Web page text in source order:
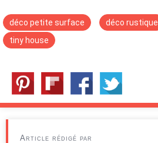
déco petite surface déco rustique
tiny house
Article rédigé par